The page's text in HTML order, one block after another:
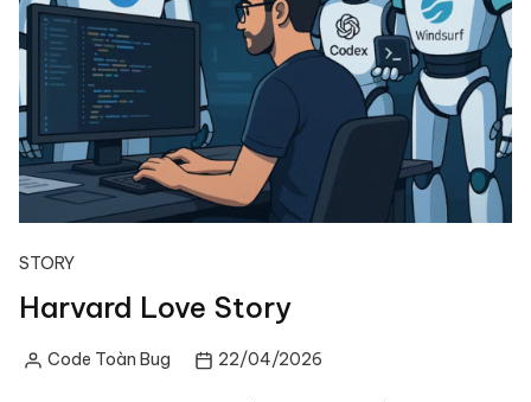
STORY
Harvard Love Story
PostedCode Toàn Bug 22/04/2026